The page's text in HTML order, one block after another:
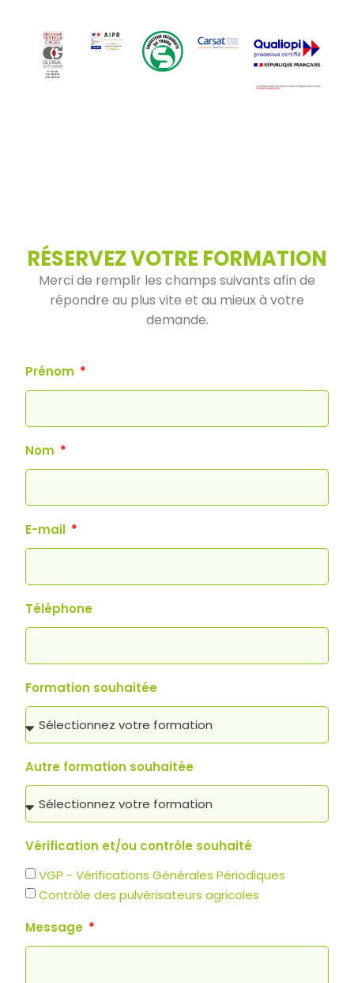
RÉSERVEZ VOTRE FORMATION
Merci de remplir les champs suivants afin de
répondre au plus vite et au mieux à votre
demande.
Prénom
Nom
E-mail
Téléphone
Formation souhaitée
Autre formation souhaitée
Vérification et/ou contrôle souhaité
VGP - Vérifications Générales Périodiques
Contrôle des pulvérisateurs agricoles
Message